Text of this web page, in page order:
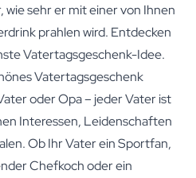
wie sehr er mit einer von Ihnen
prahlen wird. Entdecken
Vatertagsgeschenk-Idee.
Vatertagsgeschenk
oder Opa – jeder Vater ist
Interessen, Leidenschaften
Ob Ihr Vater ein Sportfan,
Chefkoch oder ein